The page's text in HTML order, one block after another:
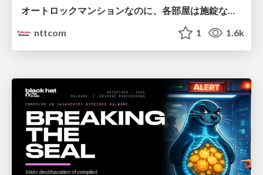
オートロックマンションなのに、各部屋は施錠なし！？ 攻撃者が組織内ネットワークで大暴れする理由 / The Front Door Is Locked, but the Rooms Are Wide Open: Why Attackers Move Freely Inside Enterprise Networks
nttcom
1 1.6k